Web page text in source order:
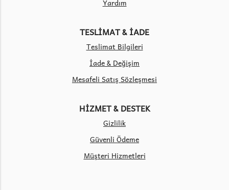
Yardım
TESLİMAT & İADE
Teslimat Bilgileri
İade & Değişim
Mesafeli Satış Sözleşmesi
HİZMET & DESTEK
Gizlilik
Güvenli Ödeme
Müşteri Hizmetleri